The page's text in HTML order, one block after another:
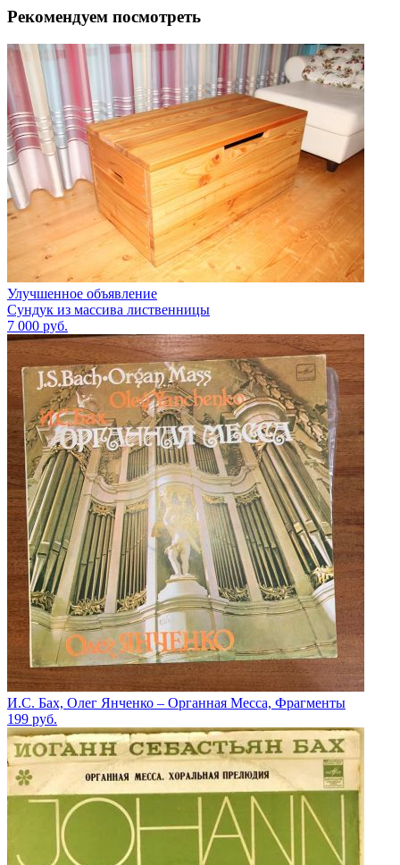
Рекомендуем посмотреть
Улучшенное объявление
Сундук из массива лиственницы
7 000 руб.
И.С. Бах, Олег Янченко – Органная Месса, Фрагменты
199 руб.